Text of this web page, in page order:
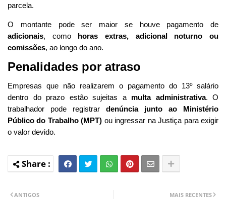
parcela.
O montante pode ser maior se houve pagamento de
adicionais, como horas extras, adicional noturno ou
comissões, ao longo do ano.
Penalidades por atraso
Empresas que não realizarem o pagamento do 13º salário
dentro do prazo estão sujeitas a multa administrativa. O
trabalhador pode registrar denúncia junto ao Ministério
Público do Trabalho (MPT) ou ingressar na Justiça para exigir
o valor devido.
MAIS RECENTES
ANTIGOS